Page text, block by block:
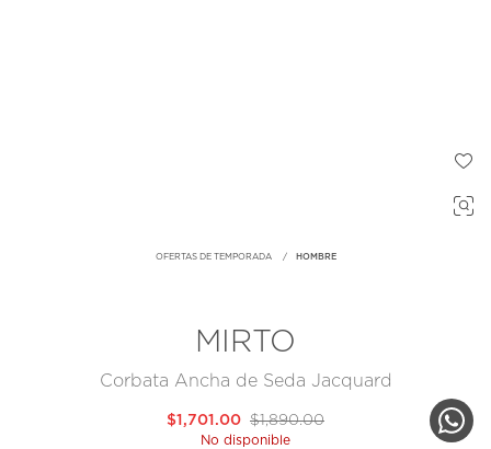
OFERTAS DE TEMPORADA HOMBRE
MIRTO
Corbata Ancha de Seda Jacquard
$1,890.00
$1,701.00
No disponible